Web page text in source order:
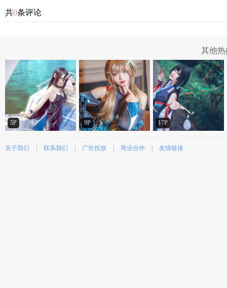
共0条评论
其他
5P 9P 17P
关于我们 联系我们 广告投放 商业合作 友情链接